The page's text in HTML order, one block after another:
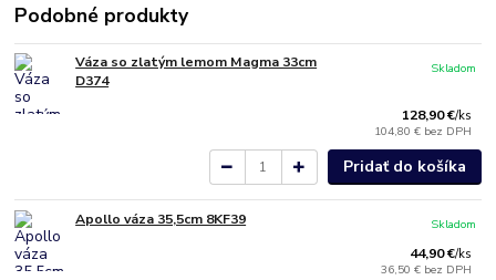
Podobné produkty
Váza so zlatým lemom Magma 33cm
D374
128,90 €/ks
104,80 € bez DPH
Skladom
Pridať do košíka
Apollo váza 35,5cm 8KF39
44,90 €/ks
36,50 € bez DPH
Skladom